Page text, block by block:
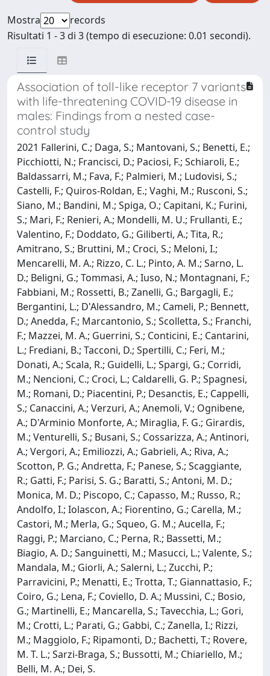
Mostra
records
Risultati 1 - 3 di 3 (tempo di esecuzione: 0.01 secondi).
Association of toll-like receptor 7 variants
with life-threatening COVID-19 disease in
males: Findings from a nested case-
control study
2021 Fallerini, C.; Daga, S.; Mantovani, S.; Benetti, E.;
Picchiotti, N.; Francisci, D.; Paciosi, F.; Schiaroli, E.;
Baldassarri, M.; Fava, F.; Palmieri, M.; Ludovisi, S.;
Castelli, F.; Quiros-Roldan, E.; Vaghi, M.; Rusconi, S.;
Siano, M.; Bandini, M.; Spiga, O.; Capitani, K.; Furini,
S.; Mari, F.; Renieri, A.; Mondelli, M. U.; Frullanti, E.;
Valentino, F.; Doddato, G.; Giliberti, A.; Tita, R.;
Amitrano, S.; Bruttini, M.; Croci, S.; Meloni, I.;
Mencarelli, M. A.; Rizzo, C. L.; Pinto, A. M.; Sarno, L.
D.; Beligni, G.; Tommasi, A.; Iuso, N.; Montagnani, F.;
Fabbiani, M.; Rossetti, B.; Zanelli, G.; Bargagli, E.;
Bergantini, L.; D'Alessandro, M.; Cameli, P.; Bennett,
D.; Anedda, F.; Marcantonio, S.; Scolletta, S.; Franchi,
F.; Mazzei, M. A.; Guerrini, S.; Conticini, E.; Cantarini,
L.; Frediani, B.; Tacconi, D.; Spertilli, C.; Feri, M.;
Donati, A.; Scala, R.; Guidelli, L.; Spargi, G.; Corridi,
M.; Nencioni, C.; Croci, L.; Caldarelli, G. P.; Spagnesi,
M.; Romani, D.; Piacentini, P.; Desanctis, E.; Cappelli,
S.; Canaccini, A.; Verzuri, A.; Anemoli, V.; Ognibene,
A.; D'Arminio Monforte, A.; Miraglia, F. G.; Girardis,
M.; Venturelli, S.; Busani, S.; Cossarizza, A.; Antinori,
A.; Vergori, A.; Emiliozzi, A.; Gabrieli, A.; Riva, A.;
Scotton, P. G.; Andretta, F.; Panese, S.; Scaggiante,
R.; Gatti, F.; Parisi, S. G.; Baratti, S.; Antoni, M. D.;
Monica, M. D.; Piscopo, C.; Capasso, M.; Russo, R.;
Andolfo, I.; Iolascon, A.; Fiorentino, G.; Carella, M.;
Castori, M.; Merla, G.; Squeo, G. M.; Aucella, F.;
Raggi, P.; Marciano, C.; Perna, R.; Bassetti, M.;
Biagio, A. D.; Sanguinetti, M.; Masucci, L.; Valente, S.;
Mandala, M.; Giorli, A.; Salerni, L.; Zucchi, P.;
Parravicini, P.; Menatti, E.; Trotta, T.; Giannattasio, F.;
Coiro, G.; Lena, F.; Coviello, D. A.; Mussini, C.; Bosio,
G.; Martinelli, E.; Mancarella, S.; Tavecchia, L.; Gori,
M.; Crotti, L.; Parati, G.; Gabbi, C.; Zanella, I.; Rizzi,
M.; Maggiolo, F.; Ripamonti, D.; Bachetti, T.; Rovere,
M. T. L.; Sarzi-Braga, S.; Bussotti, M.; Chiariello, M.;
Belli, M. A.; Dei, S.